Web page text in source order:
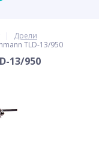
Дрели
TLD-13/950
13/950